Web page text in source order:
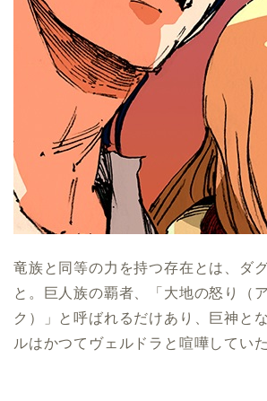
竜族と同等の力を持つ存在とは、ダ
と。巨人族の覇者、「大地の怒り（
ク）」と呼ばれるだけあり、巨神と
ルはかつてヴェルドラと喧嘩していた